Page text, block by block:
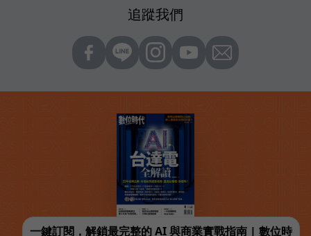
追蹤我們
一鍵訂閱，解鎖最完整的 AI 與商業實戰指南 | 數位時